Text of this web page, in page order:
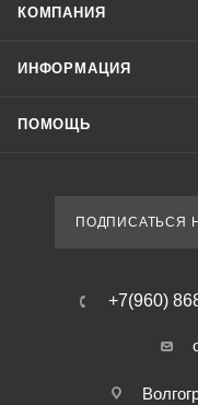
КОМПАНИЯ
ИНФОРМАЦИЯ
ПОМОЩЬ
ПОДПИСАТЬСЯ
+7(960)